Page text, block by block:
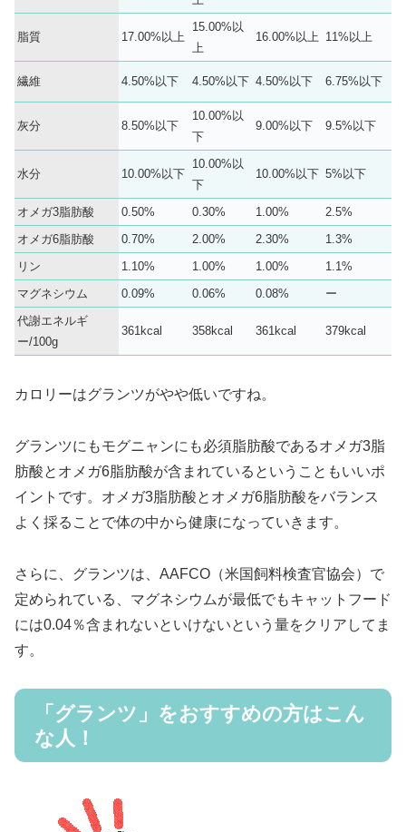
脂質 17.00%以上
15.00%以
上
16.00%以上 11%以上
繊維 4.50%以下 4.50%以下 4.50%以下 6.75%以下
灰分 8.50%以下
10.00%以
下
9.00%以下 9.5%以下
水分 10.00%以下
10.00%以
下
10.00%以下 5%以下
オメガ3脂肪酸 0.50% 0.30% 1.00%
2.5%
オメガ6脂肪酸
0.70% 2.00% 2.30%
1.3%
リン
1.10% 1.00% 1.00%
1.1%
マグネシウム
0.09% 0.06% 0.08%
ー
代謝エネルギ
ー/100g
361kcal 358kcal 361kcal 379kcal
カロリーはグランツがやや低いですね。
グランツにもモグニャンにも必須脂肪酸であるオメガ3脂
肪酸とオメガ6脂肪酸が含まれているということもいいポ
イントです。オメガ3脂肪酸とオメガ6脂肪酸をバランス
よく採ることで体の中から健康になっていきます。
さらに、グランツは、AAFCO（米国飼料検査官協会）で
定められている、マグネシウムが最低でもキャットフード
には0.04％含まれないといけないという量をクリアしてま
す。
「グランツ」をおすすめの方はこん
な人！